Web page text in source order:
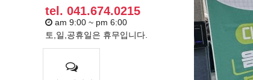
tel. 041.674.0215
am 9:00 ~ pm 6:00
토,일,공휴일은 휴무입니다.